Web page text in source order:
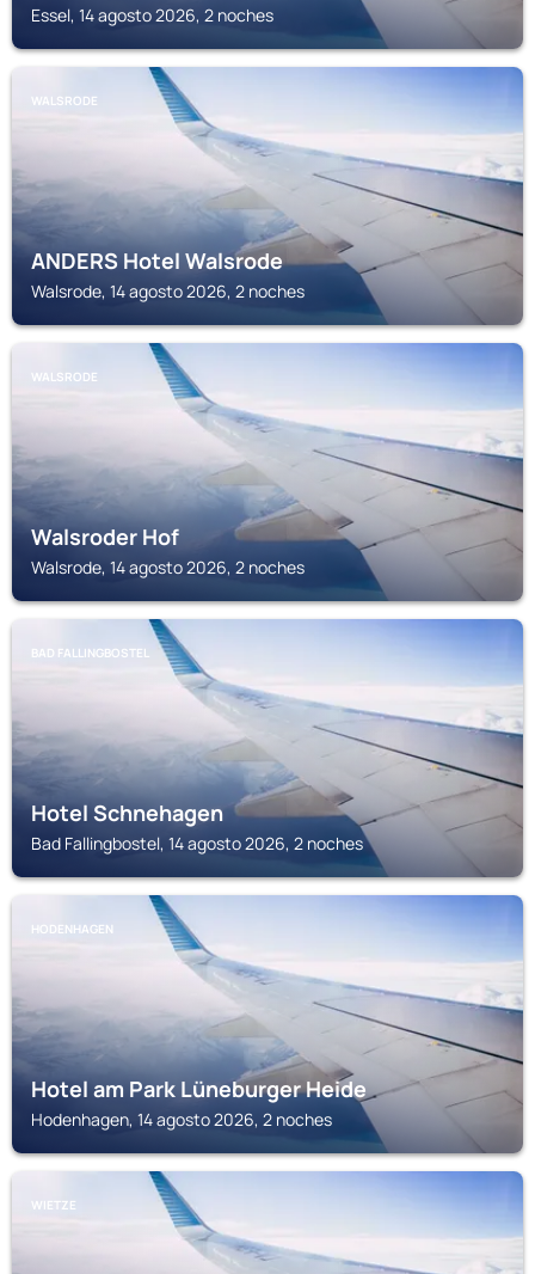
Essel, 14 agosto 2026, 2 noches
WALSRODE
ANDERS Hotel Walsrode
Walsrode, 14 agosto 2026, 2 noches
WALSRODE
Walsroder Hof
Walsrode, 14 agosto 2026, 2 noches
BAD FALLINGBOSTEL
Hotel Schnehagen
Bad Fallingbostel, 14 agosto 2026, 2 noches
HODENHAGEN
Hotel am Park Lüneburger Heide
Hodenhagen, 14 agosto 2026, 2 noches
WIETZE